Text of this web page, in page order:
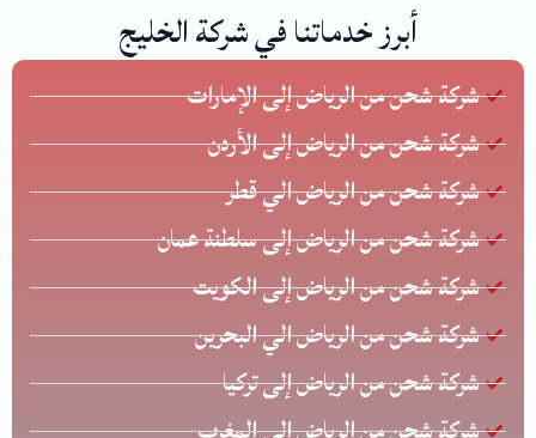
أبرز خدماتنا في شركة الخليج
شركة شحن من الرياض إلى الإمارات
شركة شحن من الرياض إلى الأردن
شركة شحن من الرياض الي قطر
شركة شحن من الرياض إلى سلطنة عمان
شركة شحن من الرياض إلى الكويت
شركة شحن من الرياض الي البحرين
شركة شحن من الرياض إلى تركيا